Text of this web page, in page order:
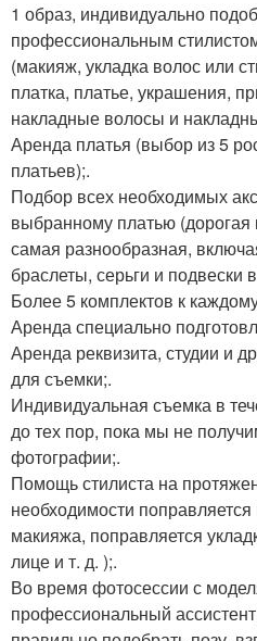
1 образ, индивидуально
профессиональным
(макияж, укладка волос или
платка, платье, украшения,
накладные волосы и
Аренда платья (выбор из 5
платьев);.
Подбор всех необходимых
выбранному платью (дорогая
самая разнообразная,
браслеты, серьги и подвески
Более 5 комплектов к
Аренда специально
Аренда реквизита, студии и
для съемки;.
Индивидуальная съемка в
до тех пор, пока мы не
фотографии;.
Помощь стилиста на
необходимости
макияжа, поправляется
лице и т. д. );.
Во время фотосессии с
профессиональный